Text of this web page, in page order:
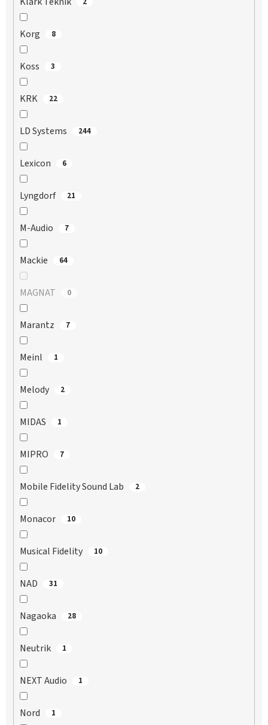
Korg 8
Koss 3
KRK 22
LD Systems 244
Lexicon 6
Lyngdorf 21
M-Audio 7
Mackie 64
MAGNAT 0
Marantz 7
Meinl 1
Melody 2
MIDAS 1
MIPRO 7
Mobile Fidelity Sound Lab 2
Monacor 10
Musical Fidelity 10
NAD 31
Nagaoka 28
Neutrik 1
NEXT Audio 1
Nord 1